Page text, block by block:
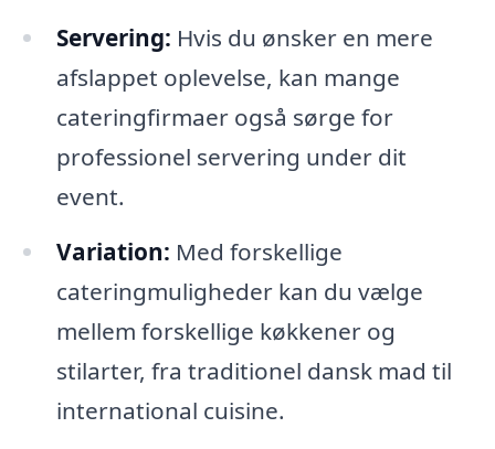
Servering: Hvis du ønsker en mere
afslappet oplevelse, kan mange
cateringfirmaer også sørge for
professionel servering under dit
event.
Variation: Med forskellige
cateringmuligheder kan du vælge
mellem forskellige køkkener og
stilarter, fra traditionel dansk mad til
international cuisine.